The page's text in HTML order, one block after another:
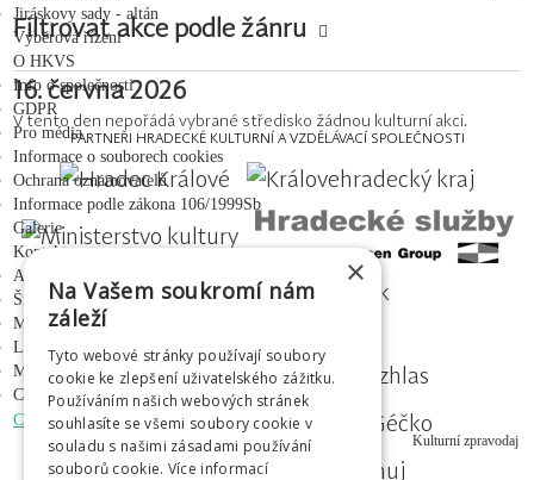
Jiráskovy sady - altán
Výběrová řízení
O HKVS
Info o společnosti
GDPR
Pro média
Informace o souborech cookies
Ochrana oznamovatelů
Informace podle zákona 106/1999Sb
Galerie
Kontakty
Adalbertinum
Šrámkův statek
Městská hudební síň
Letní kino Širák
Médium
Centrum mladých
CZ
EN |PL|RU
Kulturní zpravodaj
Filtrovat akce podle žánru
16. června 2026
V tento den nepořádá vybrané středisko žádnou kulturní akci.
PARTNEŘI HRADECKÉ KULTURNÍ A VZDĚLÁVACÍ SPOLEČNOSTI
×
Na Vašem soukromí nám
záleží
Tyto webové stránky používají soubory
cookie ke zlepšení uživatelského zážitku.
Používáním našich webových stránek
souhlasíte se všemi soubory cookie v
souladu s našimi zásadami používání
souborů cookie. Více informací